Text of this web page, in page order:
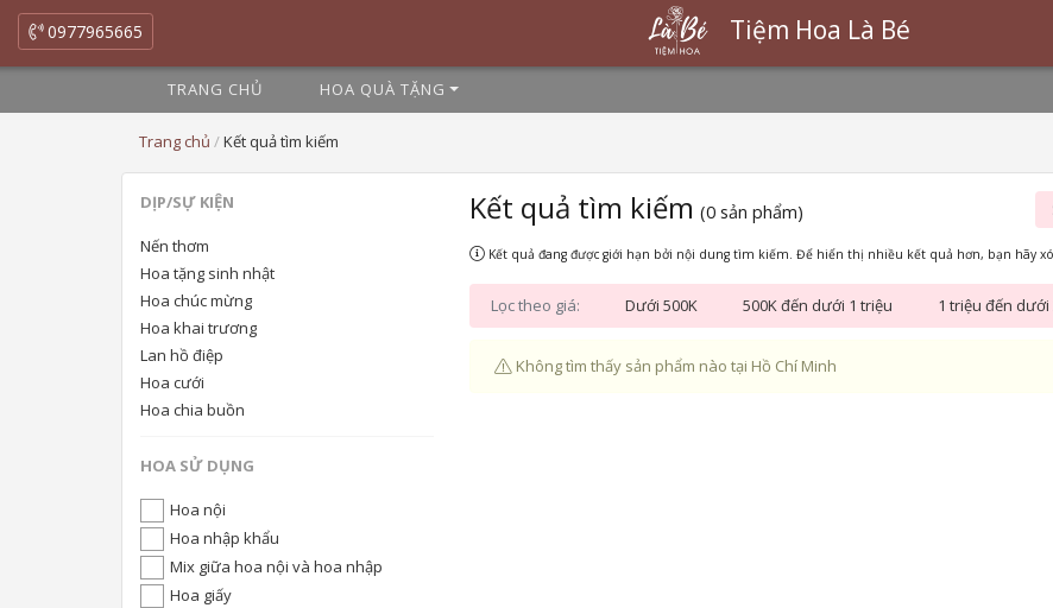
0977965665 Tiệm Hoa Là Bé
TRANG CHỦ HOA QUÀ TẶNG
Trang chủ /Kết quả tìm kiếm
DỊP/SỰ KIỆN
Nến thơm
Hoa tặng sinh nhật
Hoa chúc mừng
Hoa khai trương
Lan hồ điệp
Hoa cưới
Hoa chia buồn
HOA SỬ DỤNG
Hoa nội
Hoa nhập khẩu
Mix giữa hoa nội và hoa nhập
Hoa giấy
Kết quả tìm kiếm (0 sản phẩm)
Kết quả đang được giới hạn bởi nội dung tìm kiếm. Để hiển thị nhiều kết quả hơn, bạn hãy
Lọc theo giá: Dưới 500K 500K đến dưới 1 triệu 1 triệu đến dưới
Không tìm thấy sản phẩm nào tại Hồ Chí Minh